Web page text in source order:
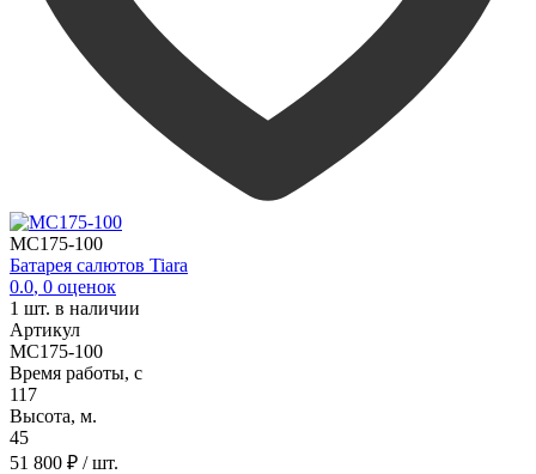
MC175-100
Батарея салютов Tiara
0.0, 0 оценок
1 шт. в наличии
Артикул
MC175-100
Время работы, с
117
Высота, м.
45
51 800 ₽ / шт.